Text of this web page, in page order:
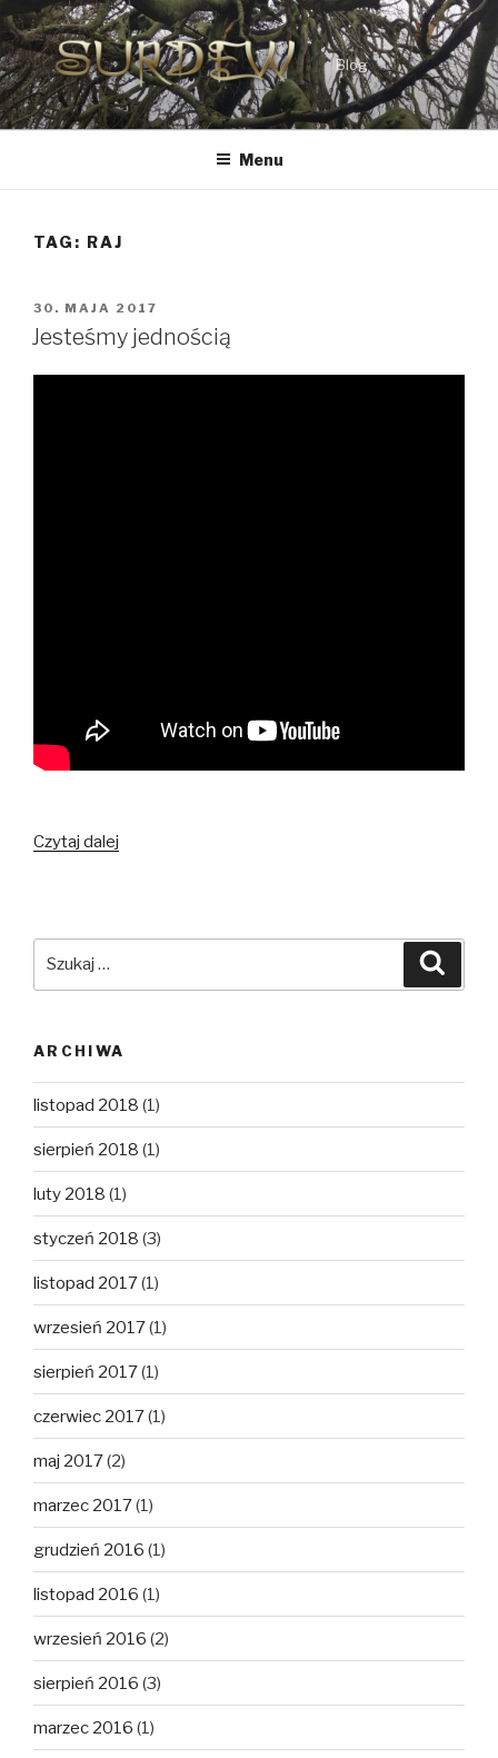
Przejdź
do
treści
Blog
Menu
TAG: RAJ
OPUBLIKOWANE
W
30. MAJA 2017
Jesteśmy jednością
Czytaj dalej
ARCHIWA
listopad 2018 (1)
sierpień 2018 (1)
luty 2018 (1)
styczeń 2018 (3)
listopad 2017(1)
wrzesień 2017(1)
sierpień 2017(1)
czerwiec 2017(1)
maj 2017(2)
marzec 2017(1)
grudzień 2016 (1)
listopad 2016 (1)
wrzesień 2016 (2)
sierpień 2016 (3)
marzec 2016 (1)